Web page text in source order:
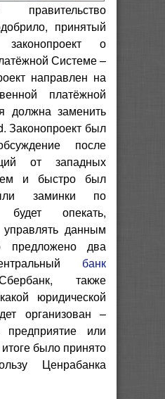
принятый
о
Системе –
направлен на
платёжной
должна заменить
Законопроект был
после
от западных
и быстро был
заминки по
опекать,
данным
предложено два
банк
также
юридической
организован –
предприятие или
было принято
Ценрабанка